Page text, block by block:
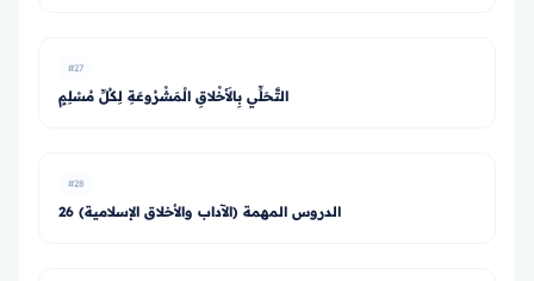
#27
التَّحَلِّي بِالأَخْلاقِ الْمَشْرُوعَةِ لِكُلِّ مُسْلِمٍ
#28
26 الدروس المهمة (الآداب والأخلاق الإسلامية)